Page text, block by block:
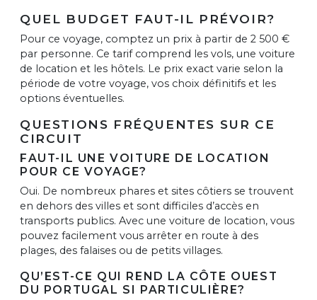
QUEL BUDGET FAUT-IL PRÉVOIR?
Pour ce voyage, comptez un prix à partir de 2 500 €
par personne. Ce tarif comprend les vols, une voiture
de location et les hôtels. Le prix exact varie selon la
période de votre voyage, vos choix définitifs et les
options éventuelles.
QUESTIONS FRÉQUENTES SUR CE
CIRCUIT
FAUT-IL UNE VOITURE DE LOCATION
POUR CE VOYAGE?
Oui. De nombreux phares et sites côtiers se trouvent
en dehors des villes et sont difficiles d’accès en
transports publics. Avec une voiture de location, vous
pouvez facilement vous arrêter en route à des
plages, des falaises ou de petits villages.
QU’EST-CE QUI REND LA CÔTE OUEST
DU PORTUGAL SI PARTICULIÈRE?